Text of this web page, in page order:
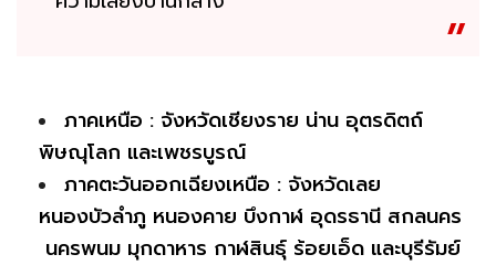
ภาคเหนือ : จังหวัดเชียงราย น่าน อุตรดิตถ์
พิษณุโลก และเพชรบูรณ์
ภาคตะวันออกเฉียงเหนือ : จังหวัดเลย
หนองบัวลำภู หนองคาย บึงกาฬ อุดรธานี สกลนคร
นครพนม มุกดาหาร กาฬสินธุ์ ร้อยเอ็ด และบุรีรัมย์